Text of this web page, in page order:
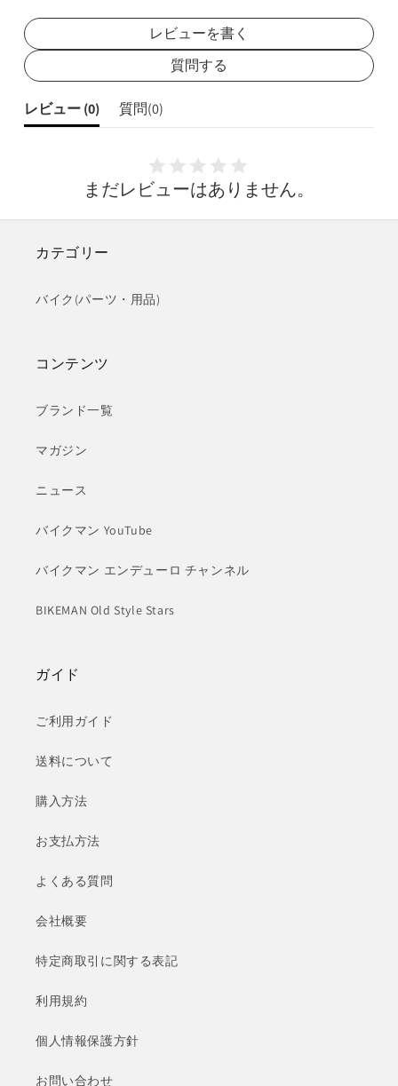
レビューを書く
質問する
レビュー (0) 質問(0)
まだレビューはありません。
カテゴリー
バイク(パーツ・用品)
コンテンツ
ブランド一覧
マガジン
ニュース
バイクマン YouTube
バイクマン エンデューロ チャンネル
BIKEMAN Old Style Stars
ガイド
ご利用ガイド
送料について
購入方法
お支払方法
よくある質問
会社概要
特定商取引に関する表記
利用規約
個人情報保護方針
お問い合わせ